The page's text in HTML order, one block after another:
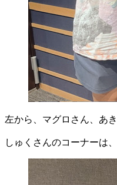
左から、マグロさん、あ
しゅくさんのコーナーは